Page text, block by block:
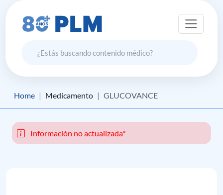
Home Medicamento GLUCOVANCE
Información no actualizada*